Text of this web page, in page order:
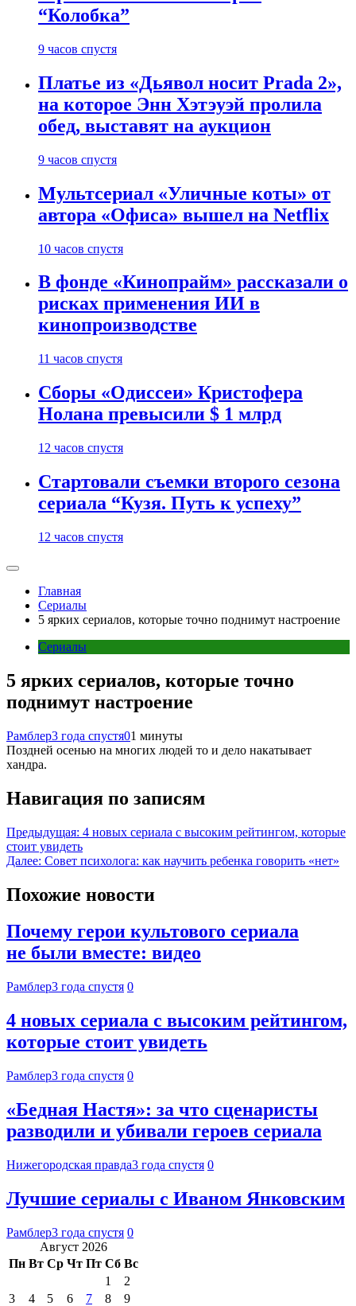
“Колобка”
9 часов спустя
Платье из «Дьявол носит Prada 2»,
на которое Энн Хэтэуэй пролила
обед, выставят на аукцион
9 часов спустя
Мультсериал «Уличные коты» от
автора «Офиса» вышел на Netflix
10 часов спустя
В фонде «Кинопрайм» рассказали о
рисках применения ИИ в
кинопроизводстве
11 часов спустя
Сборы «Одиссеи» Кристофера
Нолана превысили $ 1 млрд
12 часов спустя
Стартовали съемки второго сезона
сериала “Кузя. Путь к успеху”
12 часов спустя
Главная
Сериалы
5 ярких сериалов, которые точно поднимут настроение
Сериалы
5 ярких сериалов, которые точно
поднимут настроение
Рамблер3 года спустя01 минуты
Поздней осенью на многих людей то и дело накатывает
хандра.
Навигация по записям
Предыдущая: 4 новых сериала с высоким рейтингом, которые
стоит увидеть
Далее: Совет психолога: как научить ребенка говорить «нет»
Похожие новости
Почему герои культового сериала
не были вместе: видео
Рамблер3 года спустя 0
4 новых сериала с высоким рейтингом,
которые стоит увидеть
Рамблер3 года спустя 0
«Бедная Настя»: за что сценаристы
разводили и убивали героев сериала
Нижегородская правда3 года спустя 0
Лучшие сериалы с Иваном Янковским
Рамблер3 года спустя 0
Август 2026
Пн Вт Ср Чт Пт Сб Вс
1
2
3
4 5 6 7 8
9